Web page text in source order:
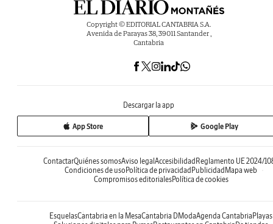
Copyright © EDITORIAL CANTABRIA S.A.
Avenida de Parayas 38, 39011 Santander ,
Cantabria
Descargar la app
App Store Google Play
ContactarQuiénes somosAviso legal Accesibilidad Reglamento UE 2024/
Condiciones de uso Política de privacidad Publicidad Mapa web
Compromisos editorialesPolítica de cookies
EsquelasCantabria en la MesaCantabria DModaAgenda Cantabria Playas